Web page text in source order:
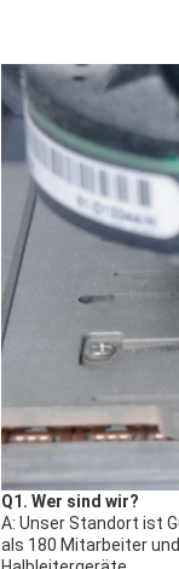
Q1. Wer sind wir?
A: Unser Standort ist
als 180 Mitarbeiter